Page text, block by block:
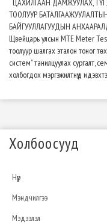
ТООЛУУР
БАЙГУУЛЛАГУУДЫН АНХААРАЛД:
Щвейцарь улсын MTE Meter
тоолуур шалгах эталон тоног
систем” танилцуулах сургалт,
холбогдох мэргэжилтнүүд
Холбоосууд
Нүүр
Мэндчилгээ
Мэдээлэл